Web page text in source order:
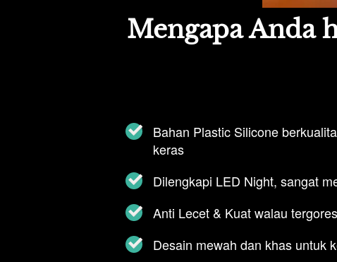
Mengapa Anda
Bahan Plastic Silicone
keras
Dilengkapi LED Night, sangat
Anti Lecet & Kuat walau
Desain mewah dan khas untuk